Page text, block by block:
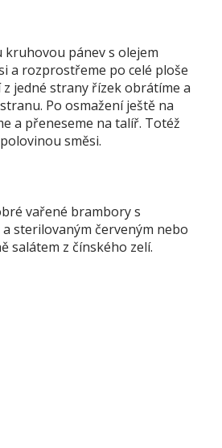
pánev s olejem
a rozprostřeme po celé ploše
z jedné strany řízek obrátíme a
Po osmažení ještě na
a přeneseme na talíř. Totéž
směsi.
vařené brambory s
sterilovaným červeným nebo
salátem z čínského zelí.